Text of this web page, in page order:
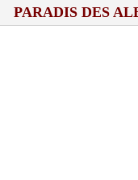
PARADIS DES